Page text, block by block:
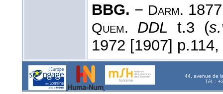
BBG. − Darm.
Quem. DDL t.3 (
1972 [1907]
44, avenue de
Tél. :